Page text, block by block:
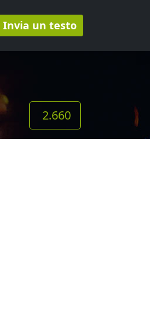
Invia un testo
2.660